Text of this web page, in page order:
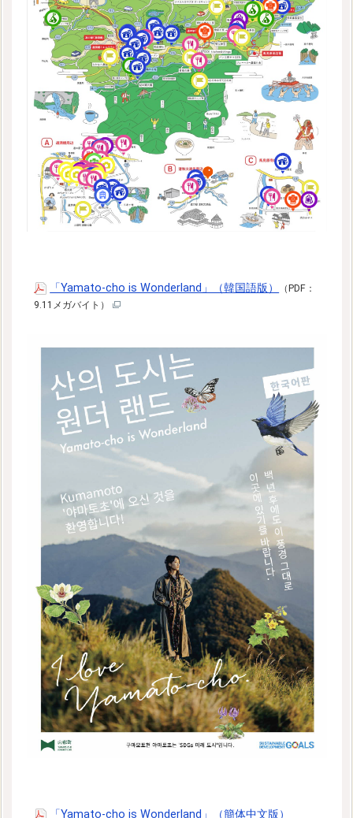
「Yamato-cho is Wonderland」（韓国語版）
（PDF：
9.11メガバイト）
「Yamato-cho is Wonderland」（簡体中文版）